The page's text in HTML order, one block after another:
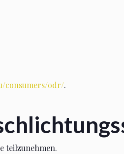
consumers/odr/.
teilzunehmen.